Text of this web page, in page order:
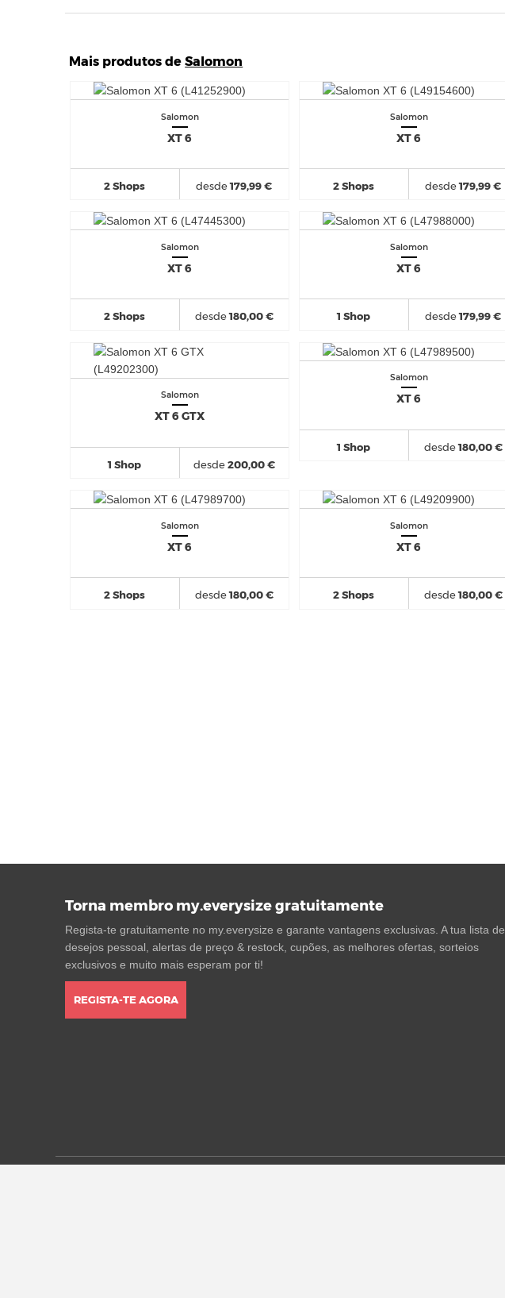
Mais produtos deSalomon
Salomon
XT 6
2 Shops desde179,99 €
Salomon
XT 6
2 Shops desde179,99 €
Salomon
XT 6
2 Shops desde180,00 €
Salomon
XT 6
1 Shop desde179,99 €
Salomon
XT 6 GTX
1 Shop desde200,00 €
Salomon
XT 6
1 Shop desde180,00 €
Salomon
XT 6
2 Shops desde180,00 €
Salomon
XT 6
2 Shops desde180,00 €
Torna membro my.everysize gratuitamente
Regista-te gratuitamente no my.everysize e garante vantagens exclusivas. A tua lista de
desejos pessoal, alertas de preço & restock, cupões, as melhores ofertas, sorteios
exclusivos e muito mais esperam por ti!
REGISTA-TE AGORA